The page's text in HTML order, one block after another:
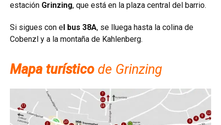
estación Grinzing, que está en la plaza central del barrio.
Si sigues con el bus 38A, se lluega hasta la colina de
Cobenzl y a la montaña de Kahlenberg.
Mapa turístico de Grinzing